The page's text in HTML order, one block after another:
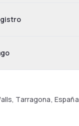
Tarragona, España